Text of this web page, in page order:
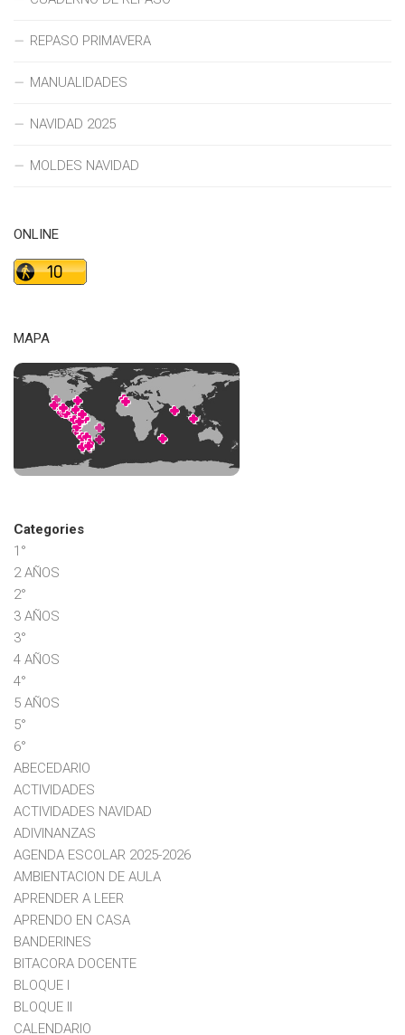
REPASO PRIMAVERA
MANUALIDADES
NAVIDAD 2025
MOLDES NAVIDAD
ONLINE
MAPA
Categories
1°
2 AÑOS
2°
3 AÑOS
3°
4 AÑOS
4°
5 AÑOS
5°
6°
ABECEDARIO
ACTIVIDADES
ACTIVIDADES NAVIDAD
ADIVINANZAS
AGENDA ESCOLAR 2025-2026
AMBIENTACION DE AULA
APRENDER A LEER
APRENDO EN CASA
BANDERINES
BITACORA DOCENTE
BLOQUE I
BLOQUE II
CALENDARIO